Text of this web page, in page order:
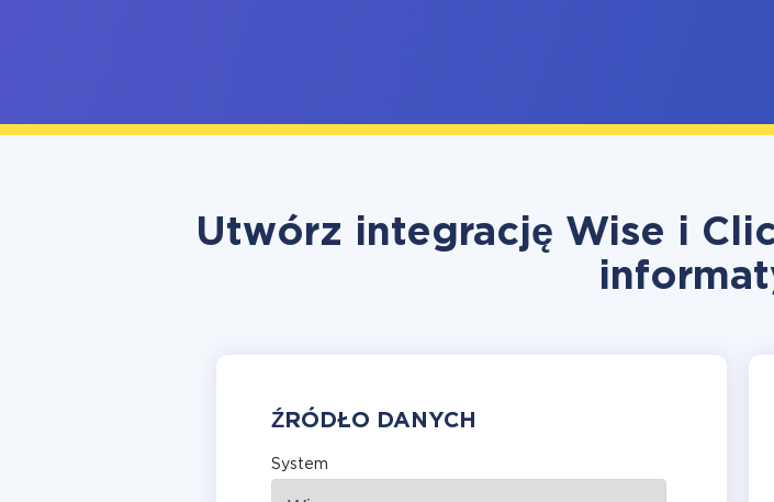
Utwórz integrację Wise i
ŹRÓDŁO DANYCH
System